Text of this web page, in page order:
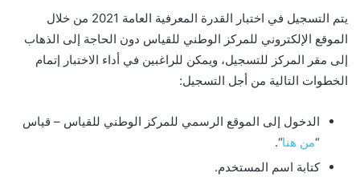
يتم التسجيل في اختبار القدرة المعرفية العامة 2021 من خلال
الموقع الإلكتروني للمركز الوطني للقياس دون الحاجة إلى الذهاب
إلى مقر المركز للتسجيل، ويمكن للراغبين في أداء الاختبار إتمام
الخطوات التالية من أجل التسجيل:
الدخول إلى الموقع الرسمي للمركز الوطني للقياس – قياس
“من هنا“.
كتابة اسم المستخدم.